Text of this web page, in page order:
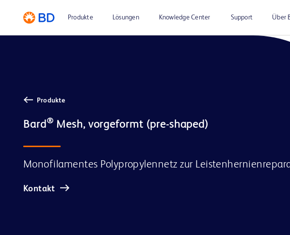
Produkte Lösungen Knowledge Center Support Über
Produkte
Bard ®
Monofilamentes Polypropylennetz zur
Kontakt